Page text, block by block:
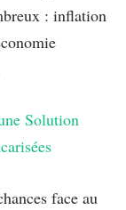
: inflation
Solution
face au